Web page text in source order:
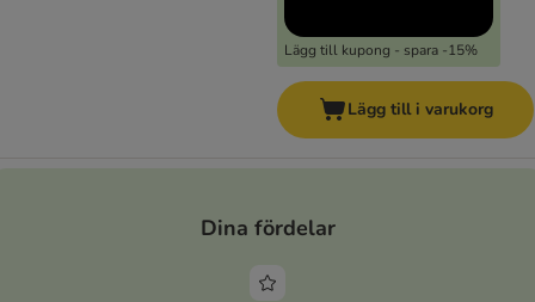
Lägg till kupong - spara -15%
Lägg till i varukorg
Dina fördelar